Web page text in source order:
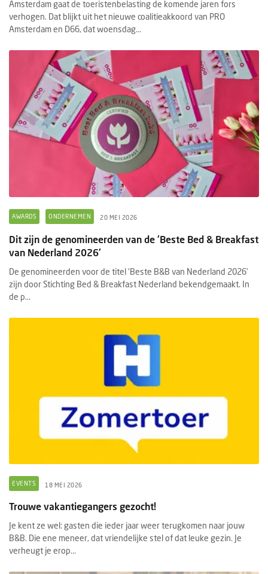
Amsterdam gaat de toeristenbelasting de komende jaren fors
verhogen. Dat blijkt uit het nieuwe coalitieakkoord van PRO
Amsterdam en D66, dat woensdag...
AWARDS ONDERNEMEN 20 MEI 2026
Dit zijn de genomineerden van de 'Beste Bed & Breakfast
van Nederland 2026'
De genomineerden voor de titel ‘Beste B&B van Nederland 2026’
zijn door Stichting Bed & Breakfast Nederland bekendgemaakt. In
de p...
EVENTS 18 MEI 2026
Trouwe vakantiegangers gezocht!
Je kent ze wel: gasten die ieder jaar weer terugkomen naar jouw
B&B. Die ene meneer, dat vriendelijke stel of dat leuke gezin. Je
verheugt je erop...